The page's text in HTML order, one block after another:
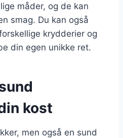
måder, og de kan
smag. Du kan også
krydderier og
din egen unikke ret.
kost
men også en sund